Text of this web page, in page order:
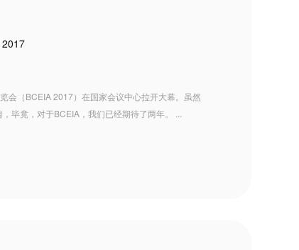
会（BCEIA 2017）在国家会议中心拉开大幕。虽然
毕竟，对于BCEIA，我们已经期待了两年。 ...